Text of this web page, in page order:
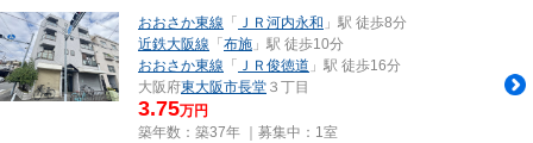
おおさか東線 「 ＪＲ河内永和 」駅 徒歩8分
近鉄大阪線 「布施 」駅 徒歩10分
おおさか東線 「 ＪＲ俊徳道 」駅 徒歩16分
大阪府東大阪市長堂 ３丁目
3.75万円
築年数：築37年 ｜募集中： 1室